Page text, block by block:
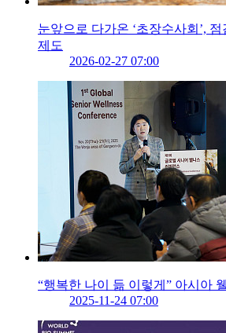
눈앞으로 다가온 ‘초장수사회’,
제도
2026-02-27 07:00
“행복한 나이 듦 이렇게” 아시아
2025-11-24 07:00